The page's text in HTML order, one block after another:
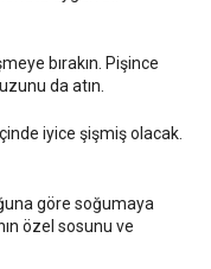
bırakın. Pişince
da atın.
iyice şişmiş olacak.
göre soğumaya
özel sosunu ve